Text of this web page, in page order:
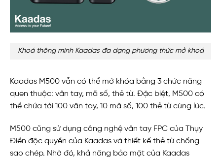
Khoá thông minh Kaadas đa dạng phương thức mở khoá
Kaadas M500 vẫn có thể mở khóa bằng 3 chức năng
quen thuộc: vân tay, mã số, thẻ từ. Đặc biệt, M500 có
thể chứa tới 100 vân tay, 10 mã số, 100 thẻ từ cùng lúc.
M500 cũng sử dụng công nghệ vân tay FPC của Thụy
Điển độc quyền của Kaadas và thiết kế thẻ từ chống
sao chép. Nhờ đó, khả năng bảo mặt của Kaadas